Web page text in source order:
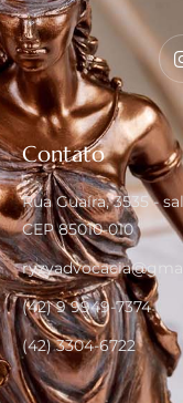
Contato
Rua Guaíra, 3535 -
CEP 85010-010
(42) 9 9949-7374
(42) 3304-6722